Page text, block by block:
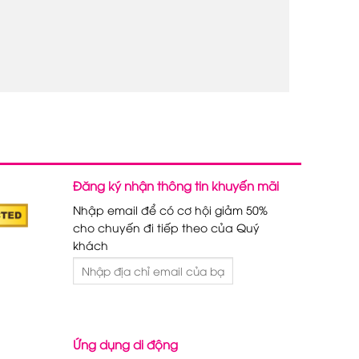
Đăng ký nhận thông tin khuyến mãi
Nhập email để có cơ hội giảm 50%
cho chuyến đi tiếp theo của Quý
khách
Ứng dụng di động